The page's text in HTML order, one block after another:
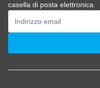
casella di posta elettronica.
Indirizzo email